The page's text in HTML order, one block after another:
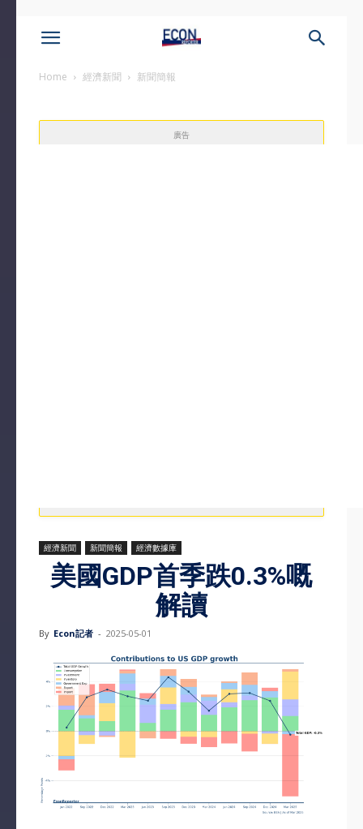
Home 經濟新聞 新聞簡報
廣告
經濟新聞 新聞簡報 經濟數據庫
美國GDP首季跌0.3%嘅
解讀
By Econ記者 - 2025-05-01